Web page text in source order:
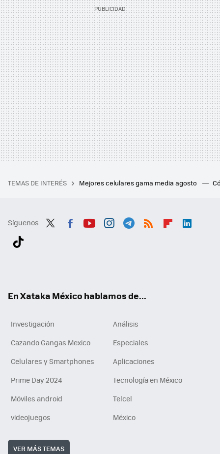
TEMAS DE INTERÉS Mejores celulares gama media agosto
Síguenos
En Xataka México hablamos de...
Investigación
Análisis
Cazando Gangas Mexico
Especiales
Celulares y Smartphones
Aplicaciones
Prime Day 2024
Tecnología en México
Móviles android
Telcel
videojuegos
México
VER MÁS TEMAS